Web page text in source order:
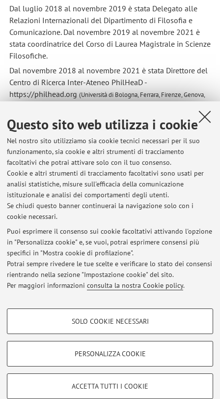
Questo sito web utilizza i cookie
Nel nostro sito utilizziamo sia cookie tecnici necessari per il suo
funzionamento, sia cookie e altri strumenti di tracciamento
facoltativi che potrai attivare solo con il tuo consenso.
Cookie e altri strumenti di tracciamento facoltativi sono usati per
analisi statistiche, misure sull'efficacia della comunicazione
istituzionale e analisi dei comportamenti degli utenti.
Se chiudi questo banner continuerai la navigazione solo con i
cookie necessari.
Puoi esprimere il consenso sui cookie facoltativi attivando l'opzione
in "Personalizza cookie" e, se vuoi, potrai esprimere consensi più
specifici in "Mostra cookie di profilazione".
Potrai sempre rivedere le tue scelte e verificare lo stato dei consensi
rientrando nella sezione "Impostazione cookie" del sito.
Per maggiori informazioni consulta la nostra Cookie policy.
COOKIE DI PROFILAZIONE - FACOLTATIVI
COOKIE TECNICI - NECESSARI
SOLO COOKIE NECESSARI
PERSONALIZZA COOKIE
ACCETTA TUTTI I COOKIE
Dal luglio 2018 al novembre 2019 è stata Delegato alle
Relazioni Internazionali del Dipartimento di Filosofia e
Comunicazione. Dal novembre 2019 al novembre 2021 è
stata coordinatrice del Corso di Laurea Magistrale in Scienze
Filosofiche.
Dal novembre 2018 al novembre 2021 è stata Direttore del
Centro di Ricerca Inter-Ateneo PhilHeaD -
https://philhead.org (Università di Bologna, Ferrara, Firenze, Genova,
Ultimi avvisi
Lezione 1 dicembre
Pubblicato il: 01 dicembre 2025
Variazione
Pubblicato il: 29 novembre 2022
Lezioni
Pubblicato il: 12 novembre 2022
Area riservata
Accedi tramiteloginper gestire tutti i contenuti del sito.
Zamboni, 33 - 40126 Bologna - Partita IVA: 01131710376